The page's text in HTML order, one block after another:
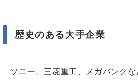
歴史のある大手企業
ソニー、三菱重工、メガバンク